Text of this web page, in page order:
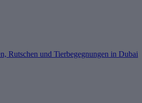
Rutschen und Tierbegegnungen in Dubai